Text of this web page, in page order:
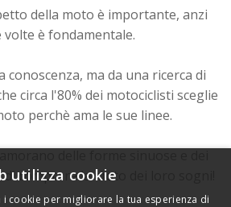
della moto è importante, anzi
volte è fondamentale.
conoscenza, ma da una ricerca di
circa l'80% dei motociclisti sceglie
perchè ama le sue linee.
comprare la moto dei loro sogni!
utilizza cookie
cookie per migliorare la tua esperienza di